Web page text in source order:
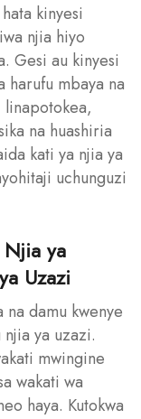
kinyesi
njia hiyo
Gesi au kinyesi
harufu mbaya na
na huashiria
kati ya njia ya
uchunguzi
Njia ya
Uzazi
na damu kwenye
ya uzazi.
mwingine
wakati wa
haya. Kutokwa